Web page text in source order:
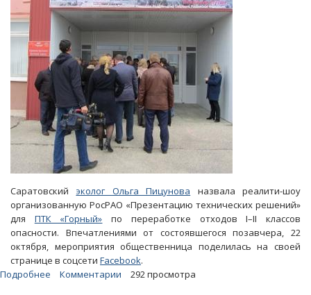
будут
перерабатывать
видов
ядовитых
отходов
Саратовский эколог Ольга Пицунова назвала реалити-шоу
организованную РосРАО «Презентацию технических решений»
для ПТК «Горный» по переработке отходов I–II классов
опасности. Впечатлениями от состоявшегося позавчера, 22
октября, мероприятия общественница поделилась на своей
странице в соцсети Facebook.
Подробнее
Комментарии 292 просмотра